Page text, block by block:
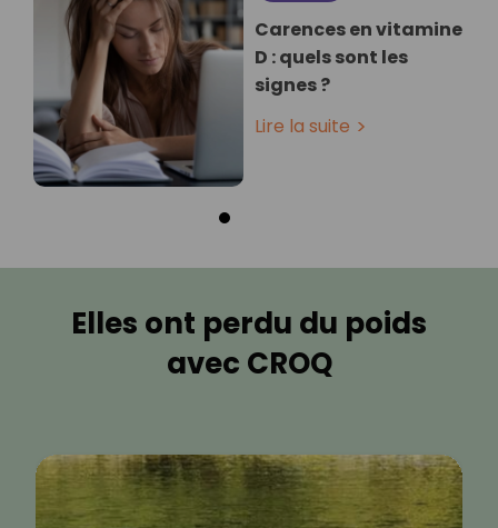
Carences en vitamine
D : quels sont les
signes ?
Lire la suite
Elles ont perdu du poids
avec CROQ